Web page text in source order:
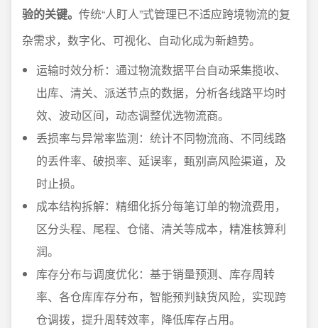
验的关键。 传统“人盯人”式管理已不适应跨境物流的复
杂需求，数字化、可视化、自动化成为新趋势。
运输时效分析：通过物流数据平台自动采集揽收、
出库、清关、派送节点的数据，分析各线路平均时
效、波动区间，动态调整优选物流商。
丢损率与异常率监测：统计不同物流商、不同线路
的丢件率、破损率、延误率，甄别高风险渠道，及
时止损。
成本结构拆解：精细化拆分每笔订单的物流费用，
区分头程、尾程、仓储、清关等成本，精准核算利
润。
库存分布与调度优化：基于销量预测、库存周转
率、各仓库库存分布，智能预判缺货风险，实现跨
仓调拨，提升周转效率，降低库存占用。